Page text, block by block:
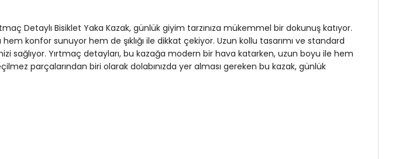
Mevsim: Kışlık
Materyal: %75 Akrilik %25 Polyester
Kol Tipi:Uzun Kol
Detaylı Bisiklet Yaka Kazak, günlük giyim tarzınıza mükemmel bir dokunuş katıyor.
konfor sunuyor hem de şıklığı ile dikkat çekiyor. Uzun kollu tasarımı ve standard
sağlıyor. Yırtmaç detayları, bu kazağa modern bir hava katarken, uzun boyu ile hem
parçalarından biri olarak dolabınızda yer alması gereken bu kazak, günlük